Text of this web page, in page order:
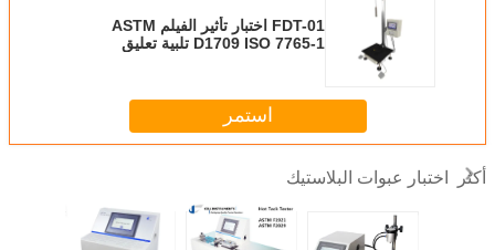
FDT-01 اختبار تأثير الفيلم ASTM
D1709 ISO 7765-1 تلبية تعليق
استمر
أكثر اختبار عبوات البلاستيك